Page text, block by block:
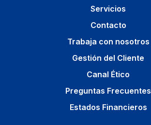
Servicios
Contacto
Trabaja con nosotros
Gestión del Cliente
Canal Ético
Preguntas Frecuentes
Estados Financieros